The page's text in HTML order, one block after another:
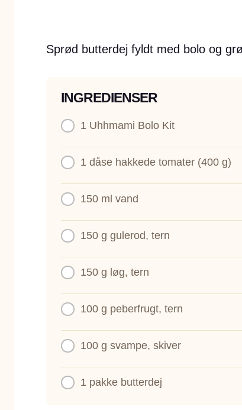
Sprød butterdej fyldt med bolo og
INGREDIENSER
1 Uhhmami Bolo Kit
1 dåse hakkede tomater (400 g)
150 ml vand
150 g gulerod, tern
150 g løg, tern
100 g peberfrugt, tern
100 g svampe, skiver
1 pakke butterdej